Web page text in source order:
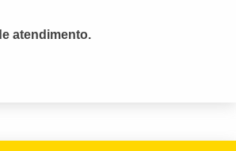
atendimento.